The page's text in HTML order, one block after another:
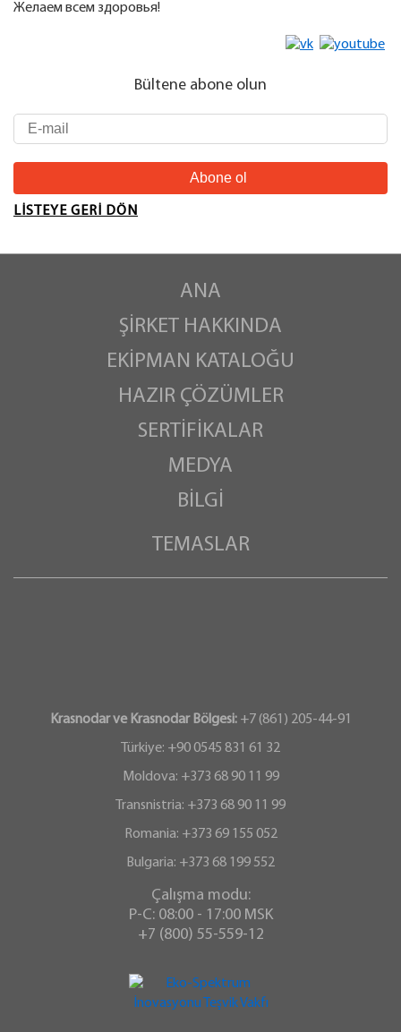
Желаем всем здоровья!
Bültene abone olun
LISTEYE GERI DÖN
ANA
ŞIRKET HAKKINDA
EKIPMAN KATALOĞU
HAZIR ÇÖZÜMLER
SERTIFIKALAR
MEDYA
BILGI
TEMASLAR
Krasnodar ve Krasnodar Bölgesi:+7 (861) 205-44-91
Türkiye: +90 0545 831 61 32
Moldova: +373 68 90 11 99
Transnistria: +373 68 90 11 99
Romania: +373 69 155 052
Bulgaria: +373 68 199 552
Çalışma modu:
P-C: 08:00 - 17:00 MSK
+7 (800) 55-559-12